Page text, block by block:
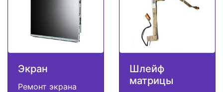
Экран
Ремонт экрана
Шлейф
матрицы